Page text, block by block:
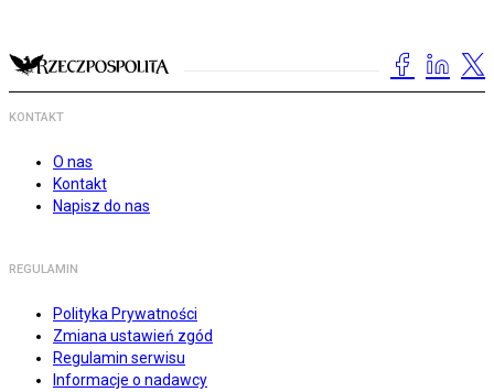
KONTAKT
O nas
Kontakt
Napisz do nas
REGULAMIN
Polityka Prywatności
Zmiana ustawień zgód
Regulamin serwisu
Informacje o nadawcy